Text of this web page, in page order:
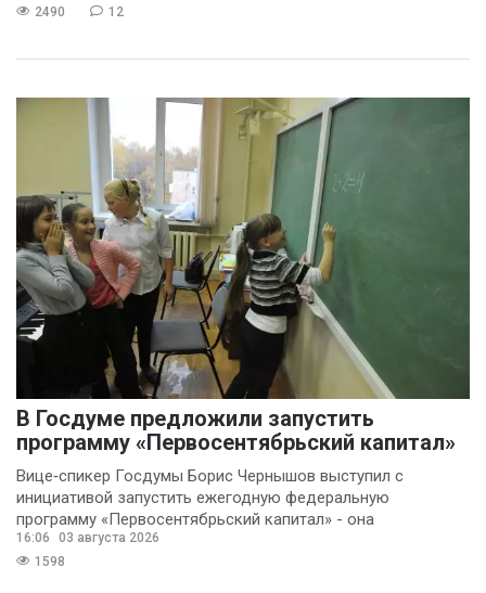
2490
12
В Госдуме предложили запустить
программу «Первосентябрьский капитал»
Вице‑спикер Госдумы Борис Чернышов выступил с
инициативой запустить ежегодную федеральную
программу «Первосентябрьский капитал» - она
предполагает
16:06
03 августа 2026
1598